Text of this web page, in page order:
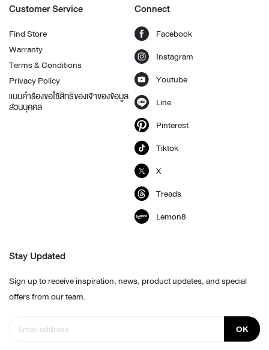
Customer Service
Find Store
Warranty
Terms & Conditions
Privacy Policy
แบบคำร้องขอใช้สิทธิของเจ้าของข้อมูล
ส่วนบุคคล
Connect
Facebook
Instagram
Youtube
Line
Pinterest
Tiktok
X
Treads
Lemon8
Stay Updated
Sign up to receive inspiration, news, product updates, and special
offers from our team.
OK